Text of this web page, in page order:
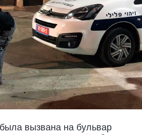
вызвана на бульвар